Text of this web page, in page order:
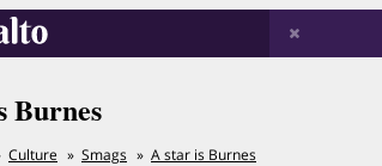
Burnes
Culture Smags A star is Burnes